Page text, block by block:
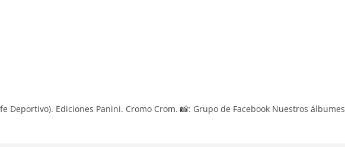
Deportivo). Ediciones Panini. Cromo Crom. 📸: Grupo de Facebook Nuestros álbumes